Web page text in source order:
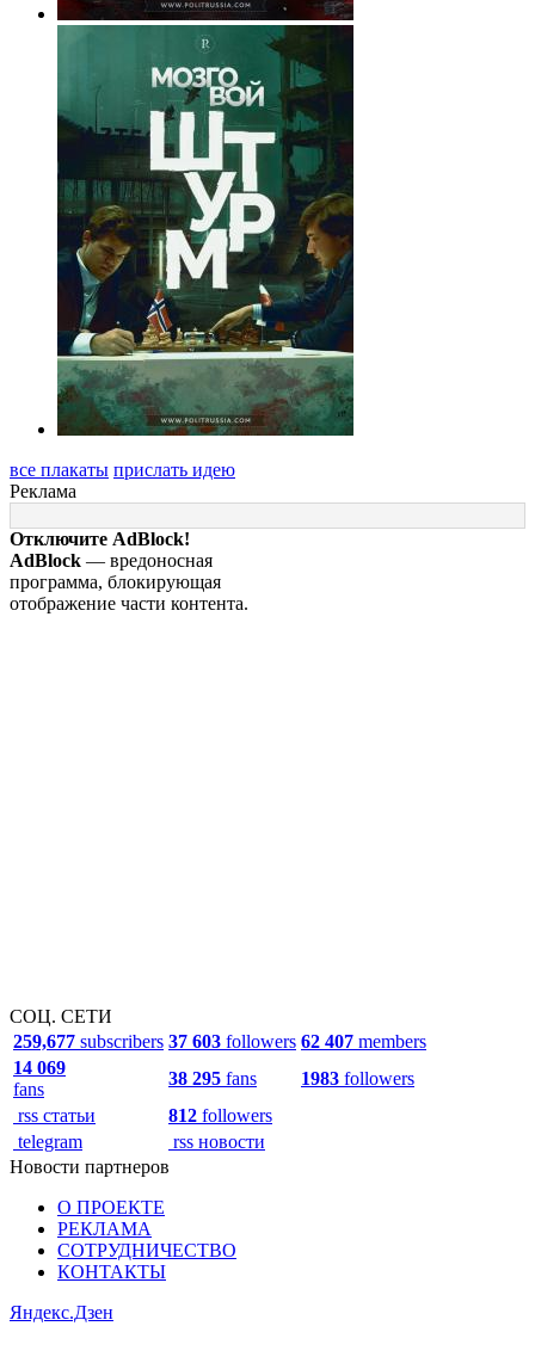
все плакаты прислать идею
Реклама
Отключите AdBlock!
AdBlock — вредоносная
программа, блокирующая
отображение части контента.
СОЦ. СЕТИ
259,677 subscribers 37 603 followers 62 407 members
14 069
fans
38 295 fans 1983 followers
rss статьи
812 followers
telegram
rss новости
Новости партнеров
О ПРОЕКТЕ
РЕКЛАМА
СОТРУДНИЧЕСТВО
КОНТАКТЫ
Яндекс.Дзен